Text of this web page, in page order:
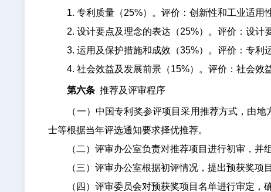
1. 专利质量（25%）。评价：创新性和工业适用性
2. 设计要点及理念的表达（25%）。评价：设计要
3. 运用及保护措施和成效（35%）。评价：专利运
4. 社会效益及发展前景（15%）。评价：社会效益
第六条 推荐及评审程序
（一）中国专利奖参评项目采用推荐方式，由地
士等根据当年评选通知要求择优推荐。
（二）评审办公室负责对推荐项目进行初审，并组
（三）评审办公室根据初评情况，提出预获奖项目
（四）评审委员会对预获奖项目名单进行审定，确